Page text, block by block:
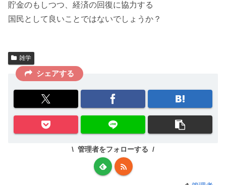
貯金のもしつつ、経済の回復に協力する
国民として良いことではないでしょうか？
雑学
シェアする
管理者をフォローする